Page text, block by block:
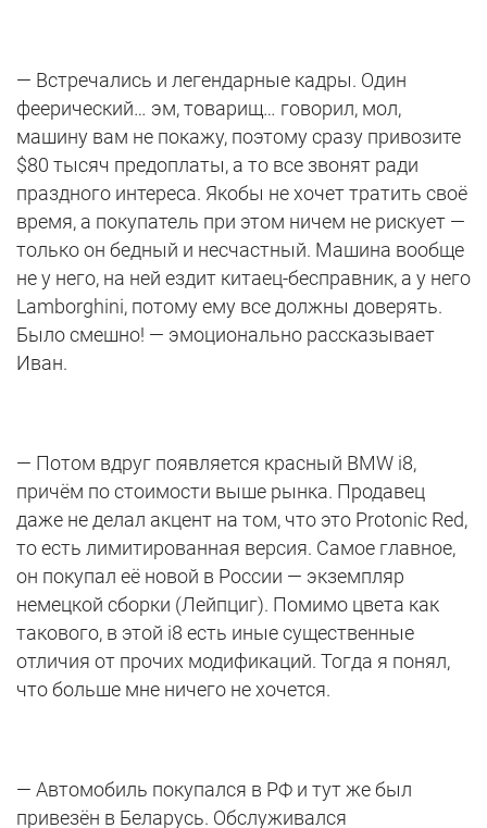
— Встречались и легендарные кадры. Один
феерический… эм, товарищ… говорил, мол,
машину вам не покажу, поэтому сразу привозите
$80 тысяч предоплаты, а то все звонят ради
праздного интереса. Якобы не хочет тратить своё
время, а покупатель при этом ничем не рискует —
только он бедный и несчастный. Машина вообще
не у него, на ней ездит китаец-бесправник, а у него
Lamborghini, потому ему все должны доверять.
Было смешно! — эмоционально рассказывает
Иван.
— Потом вдруг появляется красный BMW i8,
причём по стоимости выше рынка. Продавец
даже не делал акцент на том, что это Protonic Red,
то есть лимитированная версия. Самое главное,
он покупал её новой в России — экземпляр
немецкой сборки (Лейпциг). Помимо цвета как
такового, в этой i8 есть иные существенные
отличия от прочих модификаций. Тогда я понял,
что больше мне ничего не хочется.
— Автомобиль покупался в РФ и тут же был
привезён в Беларусь. Обслуживался